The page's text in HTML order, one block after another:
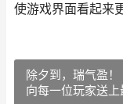
使游戏界面看起来
除夕到，瑞气盈！
向每一位玩家送上